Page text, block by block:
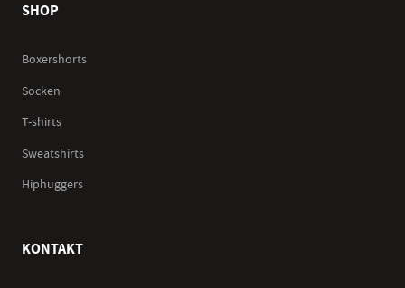
SHOP
Boxershorts
Socken
T-shirts
Sweatshirts
Hiphuggers
KONTAKT